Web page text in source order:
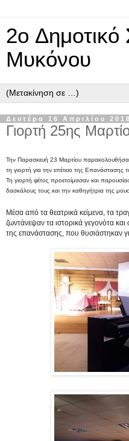
2o Δημοτικό
Μυκόνου
Δευτέρα 16 Απριλίου 2018
Γιορτή 25ης
Την Παρασκευή 23 Μαρτίου
τη γιορτή για την επέτειο της Επανάστασης
Τη γιορτή φέτος προετοίμασαν και
δασκάλους τους και την καθηγήτρια της
Μέσα από τα θεατρικά κείμενα, τα
ζωντάνεψαν τα ιστορικά γεγονότα
της επανάστασης, που θυσιάστηκαν